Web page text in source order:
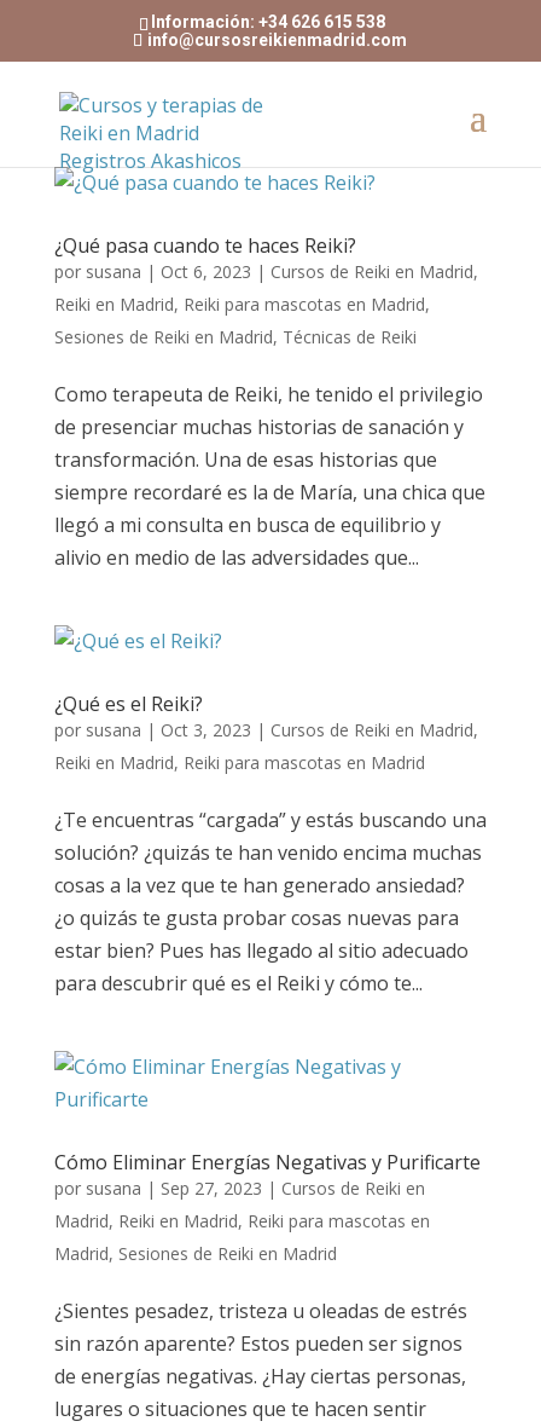
Información: +34 626 615 538
info@cursosreikienmadrid.com
¿Qué pasa cuando te haces Reiki?
por susana | Oct 6, 2023 | Cursos de Reiki en Madrid,
Reiki en Madrid, Reiki para mascotas en Madrid,
Sesiones de Reiki en Madrid, Técnicas de Reiki
Como terapeuta de Reiki, he tenido el privilegio
de presenciar muchas historias de sanación y
transformación. Una de esas historias que
siempre recordaré es la de María, una chica que
llegó a mi consulta en busca de equilibrio y
alivio en medio de las adversidades que...
¿Qué es el Reiki?
por susana | Oct 3, 2023 | Cursos de Reiki en Madrid,
Reiki en Madrid, Reiki para mascotas en Madrid
¿Te encuentras “cargada” y estás buscando una
solución? ¿quizás te han venido encima muchas
cosas a la vez que te han generado ansiedad?
¿o quizás te gusta probar cosas nuevas para
estar bien? Pues has llegado al sitio adecuado
para descubrir qué es el Reiki y cómo te...
Cómo Eliminar Energías Negativas y Purificarte
por susana | Sep 27, 2023 | Cursos de Reiki en
Madrid, Reiki en Madrid, Reiki para mascotas en
Madrid, Sesiones de Reiki en Madrid
¿Sientes pesadez, tristeza u oleadas de estrés
sin razón aparente? Estos pueden ser signos
de energías negativas. ¿Hay ciertas personas,
lugares o situaciones que te hacen sentir